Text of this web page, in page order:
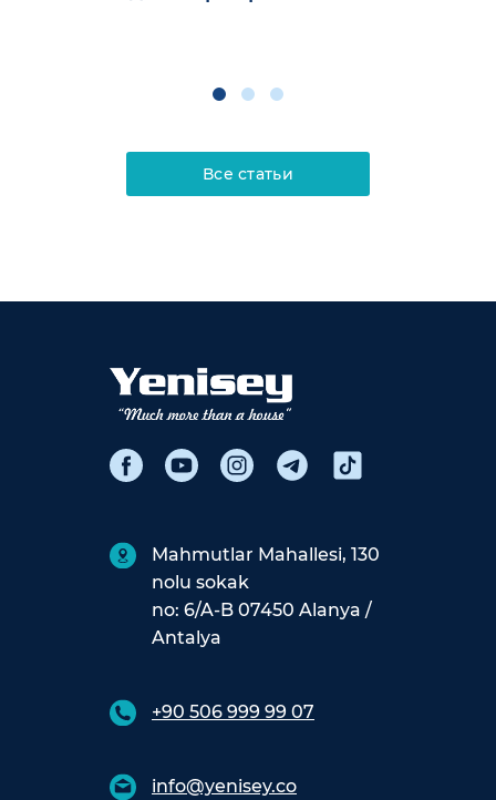
Все статьи
Mahmutlar Mahallesi, 130
nolu sokak
no: 6/A-B 07450 Alanya /
Antalya
+90 506 999 99 07
info@yenisey.co